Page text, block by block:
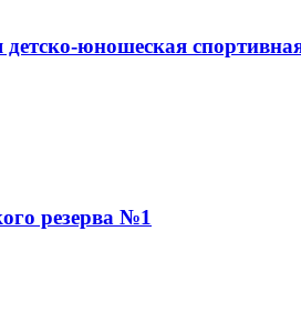
юношеская
резерва №1